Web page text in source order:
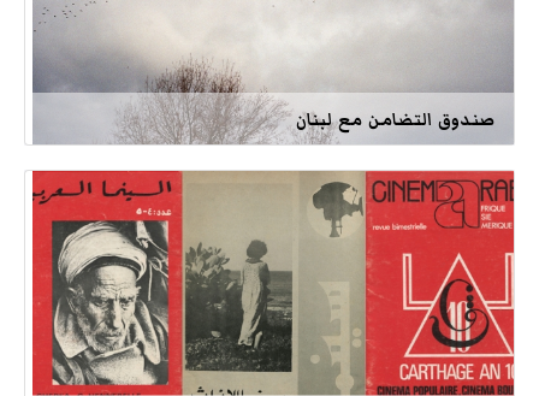
صندوق التضامن مع لبنان